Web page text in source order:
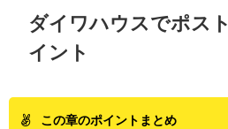
ダイワハウスでポス
イント
この章のポイントまとめ